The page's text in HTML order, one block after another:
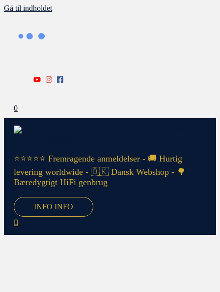
Gå til indholdet
0
⭐⭐⭐⭐⭐ Fremragende anmeldelser - 🚚 Hurtig
levering worldwide - 🇩🇰 Dansk Webshop - 🌳
Bæredygtigt HiFi genbrug
INFO INFO